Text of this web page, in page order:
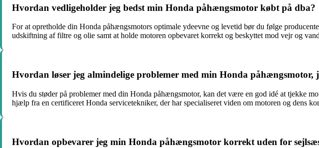
Hvordan vedligeholder jeg bedst min Honda påhængsmotor købt på dba?
For at opretholde din Honda påhængsmotors optimale ydeevne og levetid bør du følge
udskiftning af filtre og olie samt at holde motoren opbevaret korrekt og beskyttet mod vejr og
Hvordan løser jeg almindelige problemer med min Honda påhængsmotor,
Hvis du støder på problemer med din Honda påhængsmotor, kan det være en god idé at tjekke
hjælp fra en certificeret Honda servicetekniker, der har specialiseret viden om motoren og dens
Hvordan opbevarer jeg min Honda påhængsmotor korrekt uden for